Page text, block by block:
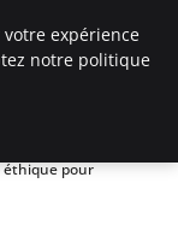
éthique pour
expérience
notre politique